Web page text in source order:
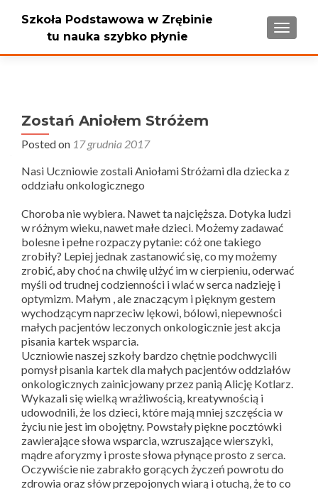
Szkoła Podstawowa w Zrębinie
tu nauka szybko płynie
Zostań Aniołem Stróżem
Posted on 17 grudnia 2017
Nasi Uczniowie zostali Aniołami Stróżami dla dziecka z
oddziału onkologicznego
Choroba nie wybiera. Nawet ta najcięższa. Dotyka ludzi
w różnym wieku, nawet małe dzieci. Możemy zadawać
bolesne i pełne rozpaczy pytanie: cóż one takiego
zrobiły? Lepiej jednak zastanowić się, co my możemy
zrobić, aby choć na chwilę ulżyć im w cierpieniu, oderwać
myśli od trudnej codzienności i wlać w serca nadzieję i
optymizm. Małym , ale znaczącym i pięknym gestem
wychodzącym naprzeciw lękowi, bólowi, niepewności
małych pacjentów leczonych onkologicznie jest akcja
pisania kartek wsparcia.
Uczniowie naszej szkoły bardzo chętnie podchwycili
pomysł pisania kartek dla małych pacjentów oddziałów
onkologicznych zainicjowany przez panią Alicję Kotlarz.
Wykazali się wielką wrażliwością, kreatywnością i
udowodnili, że los dzieci, które mają mniej szczęścia w
życiu nie jest im obojętny. Powstały piękne pocztówki
zawierające słowa wsparcia, wzruszające wierszyki,
mądre aforyzmy i proste słowa płynące prosto z serca.
Oczywiście nie zabrakło gorących życzeń powrotu do
zdrowia oraz słów przepojonych wiarą i otuchą, że to co